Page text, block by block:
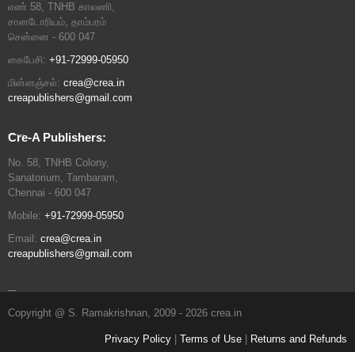
எண் 58, TNHB காலணி,
சானடோரியம், தாம்பரம்
சென்னை - 600 047
கைபேசி: +91-72999-05950
மின்னஞ்சல்: crea@crea.in
creapublishers@gmail.com
Cre-A Publishers:
No. 58, TNHB Colony,
Sanatorium, Tambaram,
Chennai - 600 047
Mobile: +91-72999-05950
Email: crea@crea.in
creapublishers@gmail.com
Copyright @ S. Ramakrishnan, 2009 - 2026 crea.in
Privacy Policy Terms of Use Returns and Refunds